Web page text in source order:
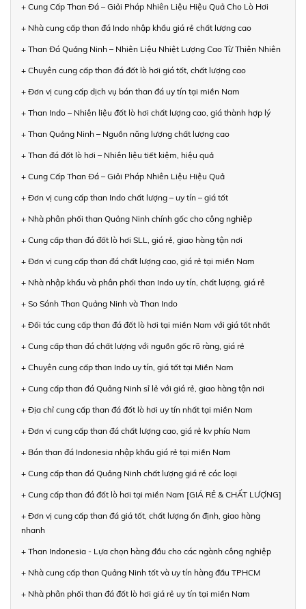
+ Cung Cấp Than Đá – Giải Pháp Nhiên Liệu Hiệu Quả Cho Lò Hơi
+ Nhà cung cấp than đá Indo nhập khẩu giá rẻ chất lượng cao
+ Than Đá Quảng Ninh – Nhiên Liệu Nhiệt Lượng Cao Từ Thiên Nhiên
+ Chuyên cung cấp than đá đốt lò hơi giá tốt, chất lượng cao
+ Đơn vị cung cấp dịch vụ bán than đá uy tín tại miền Nam
+ Than Indo – Nhiên liệu đốt lò hơi chất lượng cao, giá thành hợp lý
+ Than Quảng Ninh – Nguồn năng lượng chất lượng cao
+ Than đá đốt lò hơi – Nhiên liệu tiết kiệm, hiệu quả
+ Cung Cấp Than Đá – Giải Pháp Nhiên Liệu Hiệu Quả
+ Đơn vị cung cấp than Indo chất lượng – uy tín – giá tốt
+ Nhà phân phối than Quảng Ninh chính gốc cho công nghiệp
+ Cung cấp than đá đốt lò hơi SLL, giá rẻ, giao hàng tận nơi
+ Đơn vị cung cấp than đá chất lượng cao, giá rẻ tại miền Nam
+ Nhà nhập khẩu và phân phối than Indo uy tín, chất lượng, giá rẻ
+ So Sánh Than Quảng Ninh và Than Indo
+ Đối tác cung cấp than đá đốt lò hơi tại miền Nam với giá tốt nhất
+ Cung cấp than đá chất lượng với nguồn gốc rõ ràng, giá rẻ
+ Chuyên cung cấp than Indo uy tín, giá tốt tại Miền Nam
+ Cung cấp than đá Quảng Ninh sỉ lẻ với giá rẻ, giao hàng tận nơi
+ Địa chỉ cung cấp than đá đốt lò hơi uy tín nhất tại miền Nam
+ Đơn vị cung cấp than đá chất lượng cao, giá rẻ kv phía Nam
+ Bán than đá Indonesia nhập khẩu giá rẻ tại miền Nam
+ Cung cấp than đá Quảng Ninh chất lượng giá rẻ các loại
+ Cung cấp than đá đốt lò hơi tại miền Nam [GIÁ RẺ & CHẤT LƯỢNG]
+ Đơn vị cung cấp than đá giá tốt, chất lượng ổn định, giao hàng
nhanh
+ Than Indonesia - Lựa chọn hàng đầu cho các ngành công nghiệp
+ Nhà cung cấp than Quảng Ninh tốt và uy tín hàng đầu TPHCM
+ Nhà phân phối than đá đốt lò hơi giá rẻ uy tín tại miền Nam